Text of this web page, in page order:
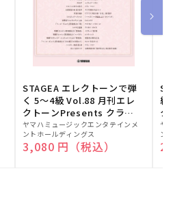
STAGEA エレクトーンで弾
く 5～4級 Vol.88 月刊エレ
クトーンPresents クラシ
ック名曲集
販
売
元:
ヤマハミュージックエンタテインメ
ントホールディングス
通常価格
3,080 円（税込）
級
ク
販
売
元:
ヤ
ン